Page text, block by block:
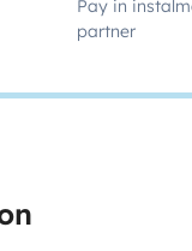
Pay in
partner